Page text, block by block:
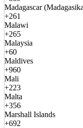
Madagascar
+261
Malawi
+265
Malaysia
+60
Maldives
+960
Mali
+223
Malta
+356
Marshall Islands
+692